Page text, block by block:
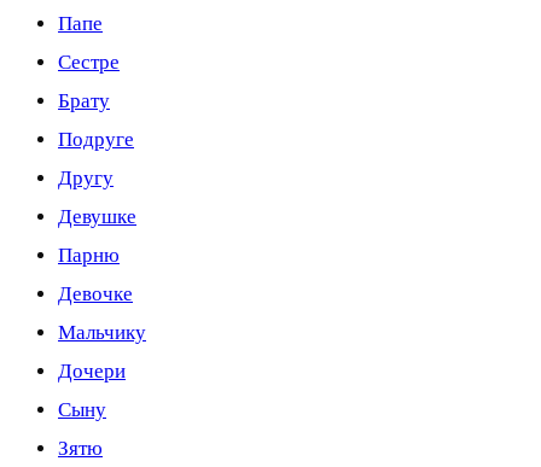
Папе
Сестре
Брату
Подруге
Другу
Девушке
Парню
Девочке
Мальчику
Дочери
Сыну
Зятю